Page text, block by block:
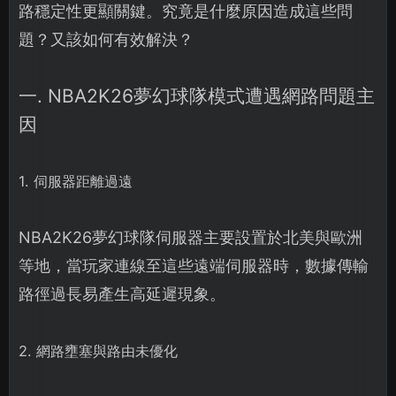
路穩定性更顯關鍵。究竟是什麼原因造成這些問
題？又該如何有效解決？
一. NBA2K26夢幻球隊模式遭遇網路問題主
因
1. 伺服器距離過遠
NBA2K26夢幻球隊伺服器主要設置於北美與歐洲
等地，當玩家連線至這些遠端伺服器時，數據傳輸
路徑過長易產生高延遲現象。
2. 網路壅塞與路由未優化